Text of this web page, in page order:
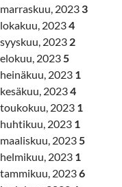
marraskuu, 2023 3
lokakuu, 20234
syyskuu, 2023 2
elokuu, 20235
heinäkuu, 2023 1
kesäkuu, 20234
toukokuu, 2023 1
huhtikuu, 2023 1
maaliskuu, 20235
helmikuu, 2023 1
tammikuu, 20236